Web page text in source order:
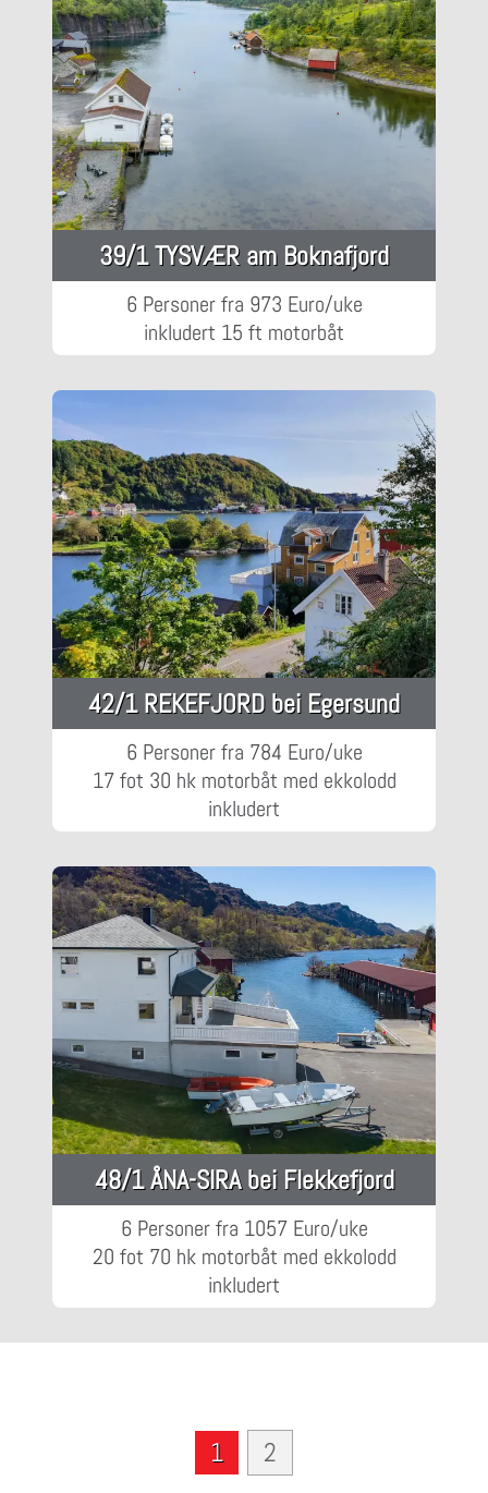
39/1 TYSVÆR am Boknafjord
6 Personer fra 973 Euro/uke
inkludert 15 ft motorbåt
42/1 REKEFJORD bei Egersund
6 Personer fra 784 Euro/uke
17 fot 30 hk motorbåt med ekkolodd
inkludert
48/1 ÅNA-SIRA bei Flekkefjord
6 Personer fra 1057 Euro/uke
20 fot 70 hk motorbåt med ekkolodd
inkludert
1 2